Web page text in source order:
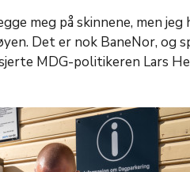
meg på skinnene, men
Det er nok BaneNor, og
MDG-politikeren Lars